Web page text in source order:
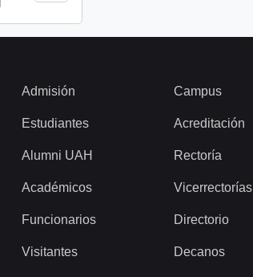
Admisión
Estudiantes
Alumni UAH
Académicos
Funcionarios
Visitantes
Campus
Acreditación
Rectoría
Vicerrectorías
Directorio
Decanos